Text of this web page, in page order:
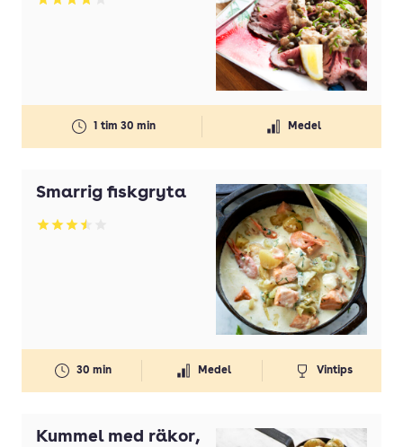
Betyg: 4 av 5
1 tim 30 min Medel
Smarrig fiskgryta
Betyg: 3.49 av 5
30 min Medel Vintips
Kummel med räkor,